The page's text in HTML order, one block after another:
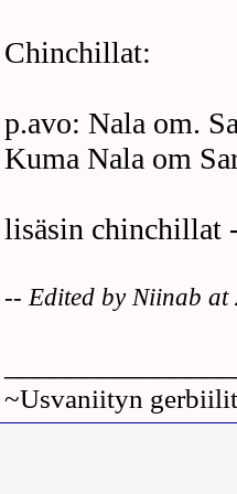
Chinchillat:
p.avo: Nala om.
Kuma Nala om
lisäsin chinchillat
-- Edited by Niinab
~Usvaniityn